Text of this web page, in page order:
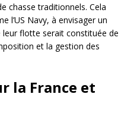
chasse traditionnels. Cela
l’US Navy, à envisager un
flotte serait constituée de
et la gestion des
la France et